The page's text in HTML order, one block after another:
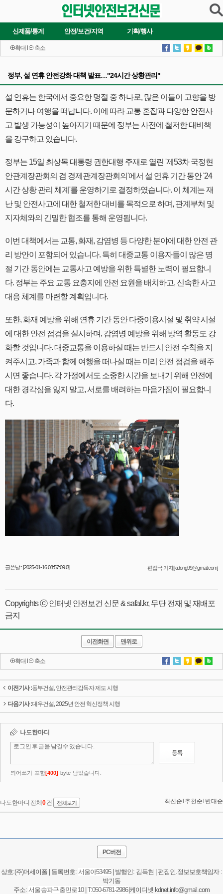
신제품/통계 안전/보건/지역 기획/행사
확대 축소
정부, 설 연휴 안전강화 대책 발표…"24시간 상황관리"
설 연휴는 한국에서 중요한 명절 중 하나로, 많은 이들이 고향을 방
문하거나 여행을 떠납니다. 이에 따라 교통 혼잡과 다양한 안전사
고 발생 가능성이 높아지기 때문에 정부는 사전에 철저한 대비책
을 강구하고 있습니다.
정부는 15일 최상목 대통령 권한대행 주재로 열린 '제53차 국정현
안관계장관회의 겸 경제관계장관회의'에서 설 연휴 기간 동안 '24
시간 상황 관리 체계'를 운영하기로 결정하였습니다. 이 체계는 재
난 및 안전사고에 대한 철저한 대비를 목적으로 하며, 관계부처 및
지자체와의 긴밀한 협조를 통해 운영됩니다.
이번 대책에서는 교통, 화재, 감염병 등 다양한 분야에 대한 안전 관
리 방안이 포함되어 있습니다. 특히 대중교통 이용자들이 많은 명
절 기간 동안에는 교통사고 예방을 위한 특별한 노력이 필요합니
다. 정부는 주요 교통 요충지에 안전 요원을 배치하고, 신속한 사고
대응 체계를 마련할 계획입니다.
또한, 화재 예방을 위해 연휴 기간 동안 다중이용시설 및 취약 시설
에 대한 안전 점검을 실시하며, 감염병 예방을 위해 방역 활동도 강
화할 것입니다.대중교통을 이용하실 때는 반드시 안전 수칙을 지
켜주시고, 가족과 함께 여행을 떠나실 때는 미리 안전 점검을 해주
시면 좋습니다. 각 가정에서도 소중한 시간을 보내기 위해 안전에
대한 경각심을 잃지 말고, 서로를 배려하는 마음가짐이 필요합니
다.
글쓴날 : [2025-01-16 08:57:09.0] 편집국 기자[kidong99@gmail.com]
Copyrights ⓒ 인터넷 안전보건 신문 & safal.kr, 무단 전재 및 재배포
금지
이전화면 맨위로
확대 축소
이전기사 :동부건설, 안전관리감독자 제도 시행
다음기사 :대우건설, 2025년 안전 혁신정책 시행
PC버전
상호:(주)더세이폴 | 등록번호: 서울아53495| 발행인: 김득현 | 편집인.정보보호책임자 :
박기동
주소: 서울 송파구 충민로 10| T:050-6781-2986|케이디넷 kdnet.info@gmail.com